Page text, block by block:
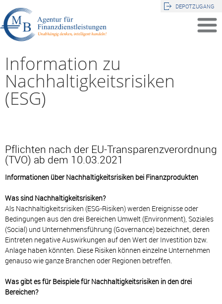
DEPOTZUGANG
Information zu
Nachhaltigkeitsrisiken
(ESG)
Pflichten nach der EU-Transparenzverordnung
(TVO) ab dem 10.03.2021
Informationen über Nachhaltigkeitsrisiken bei Finanzprodukten
Was sind Nachhaltigkeitsrisiken?
Als Nachhaltigkeitsrisiken (ESG-Risiken) werden Ereignisse oder
Bedingungen aus den drei Bereichen Umwelt (Environment), Soziales
(Social) und Unternehmensführung (Governance) bezeichnet, deren
Eintreten negative Auswirkungen auf den Wert der Investition bzw.
Anlage haben könnten. Diese Risiken können einzelne Unternehmen
genauso wie ganze Branchen oder Regionen betreffen.
Was gibt es für Beispiele für Nachhaltigkeitsrisiken in den drei
Bereichen?